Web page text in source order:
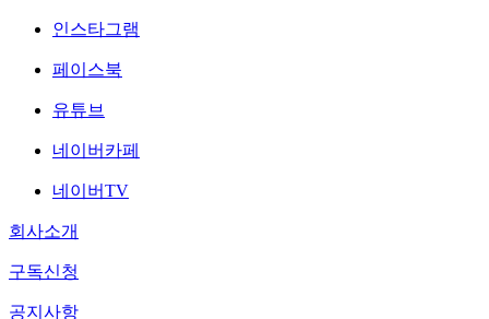
인스타그램
페이스북
유튜브
네이버카페
네이버TV
회사소개
구독신청
공지사항